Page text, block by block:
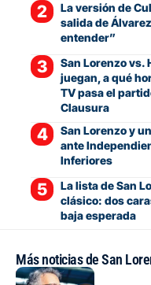
La versión de
salida de
entender”
San Lorenzo vs.
juegan, a qué
TV pasa el
Clausura
San Lorenzo y
ante
Inferiores
La lista de San
clásico: dos
baja esperada
Más noticias de San
Institucional